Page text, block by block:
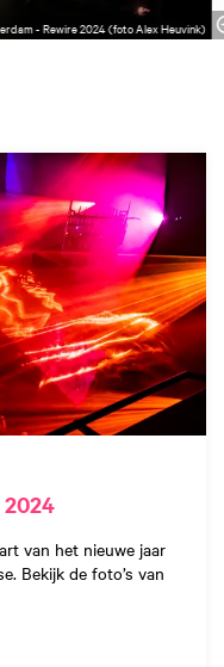
- Rewire 2024 (foto Alex Heuvink)
2024
van het nieuwe jaar
Bekijk de foto’s van